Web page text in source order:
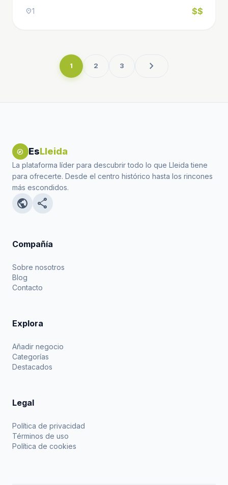
location_on1 $$
1 2 3 chevron_right
explore EsLleida
La plataforma líder para descubrir todo lo que Lleida tiene
para ofrecerte. Desde el centro histórico hasta los rincones
más escondidos.
public share
Compañía
Sobre nosotros
Blog
Contacto
Explora
Añadir negocio
Categorías
Destacados
Legal
Política de privacidad
Términos de uso
Política de cookies